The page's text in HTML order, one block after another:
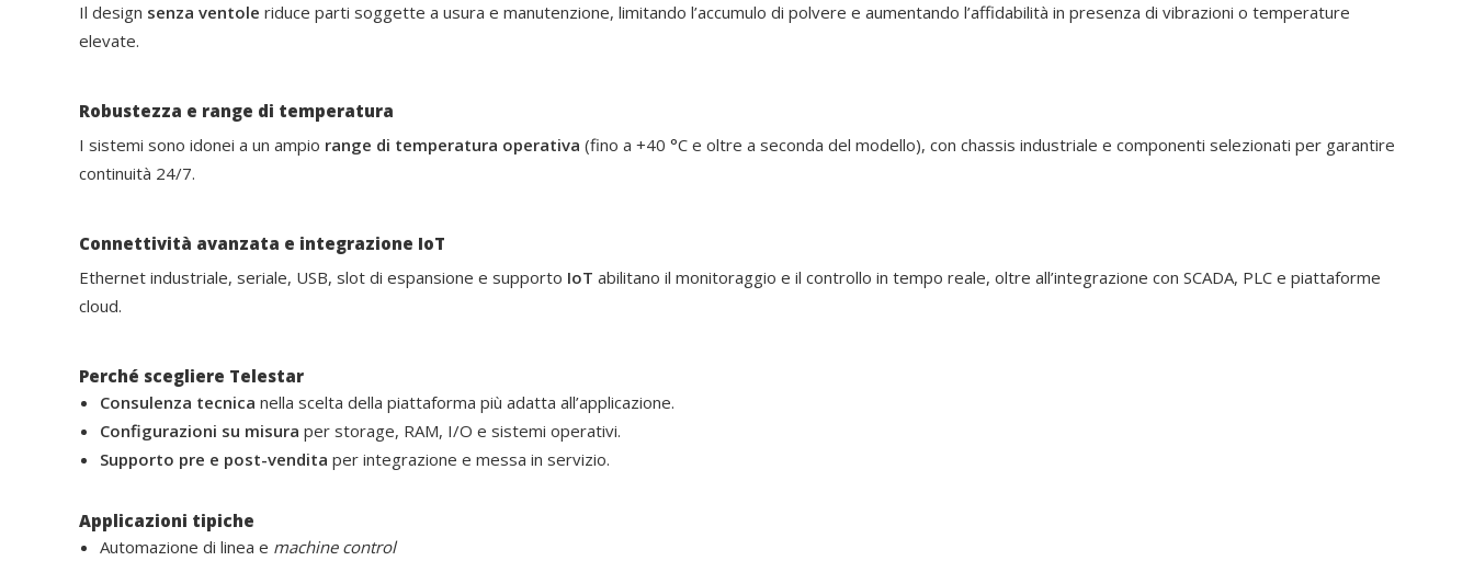
Il design senza ventole riduce parti soggette a usura e manutenzione, limitando l’accumulo di polvere e aumentando l’affidabilità in presenza di vibrazioni o temperature
elevate.
Robustezza e range di temperatura
I sistemi sono idonei a un ampio range di temperatura operativa (fino a +40 °C e oltre a seconda del modello), con chassis industriale e componenti selezionati per garantire
continuità 24/7.
Connettività avanzata e integrazione IoT
Ethernet industriale, seriale, USB, slot di espansione e supporto IoT abilitano il monitoraggio e il controllo in tempo reale, oltre all’integrazione con SCADA, PLC e piattaforme
cloud.
Perché scegliere Telestar
Consulenza tecnica nella scelta della piattaforma più adatta all’applicazione.
Configurazioni su misura per storage, RAM, I/O e sistemi operativi.
Supporto pre e post-vendita per integrazione e messa in servizio.
Applicazioni tipiche
Automazione di linea e machine control